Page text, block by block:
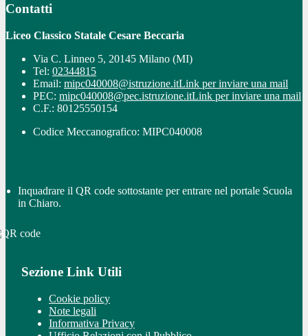
Contatti
Liceo Classico Statale Cesare Beccaria
Via C. Linneo 5, 20145 Milano (MI)
Tel: 02344815
Email: mipc040008@istruzione.itLink per inviare una mail
PEC: mipc040008@pec.istruzione.itLink per inviare una mail
C.F.: 80125550154
Codice Meccanografico: MIPC040008
Inquadrare il QR code sottostante per entrare nel portale Scuola
in Chiaro.
Sezione Link Utili
Cookie policy
Note legali
Informativa Privacy